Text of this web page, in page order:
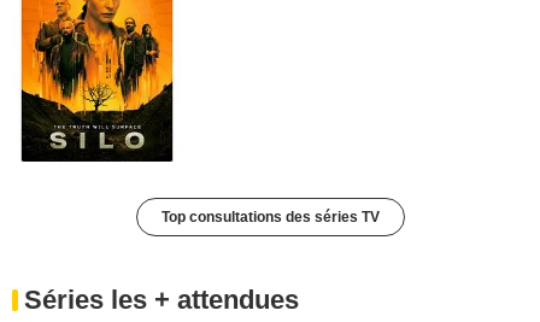
Top consultations des séries TV
Séries les + attendues